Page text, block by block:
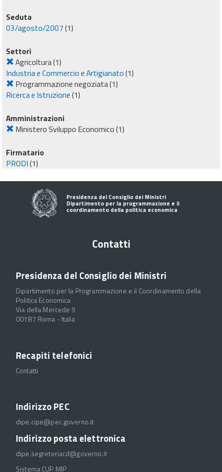
Seduta
03/agosto/2007(1)
Settori
Agricoltura(1)
Industria e Commercio e Artigianato(1)
Programmazione negoziata(1)
Ricerca e Istruzione(1)
Amministrazioni
Ministero Sviluppo Economico(1)
Firmatario
PRODI(1)
Presidenza del Consiglio dei Ministri
Dipartimento per la programmazione e il
coordinamento della politica economica
Contatti
Presidenza del Consiglio dei Ministri
Dipartimento per la Programmazione e il Coordinamento della
Politica Economica
Via della Mercede 9
00187 Roma - Italia
Recapiti telefonici
Contatti
Indirizzo PEC
dipe.cipe@pec.governo.it
Indirizzo posta elettronica
dipe.segreteriacd@governo.it
Sistema CUP MIP